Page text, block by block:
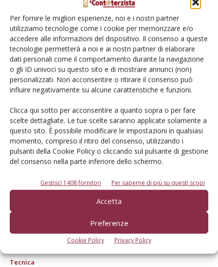
Per fornire le migliori esperienze, noi e i nostri partner
utilizziamo tecnologie come i cookie per memorizzare e/o
accedere alle informazioni del dispositivo. Il consenso a queste
tecnologie permetterà a noi e ai nostri partner di elaborare
dati personali come il comportamento durante la navigazione
o gli ID univoci su questo sito e di mostrare annunci (non)
personalizzati. Non acconsentire o ritirare il consenso può
influire negativamente su alcune caratteristiche e funzioni.
Clicca qui sotto per acconsentire a quanto sopra o per fare
scelte dettagliate. Le tue scelte saranno applicate solamente a
questo sito. È possibile modificare le impostazioni in qualsiasi
momento, compreso il ritiro del consenso, utilizzando i
pulsanti della Cookie Policy o cliccando sul pulsante di gestione
del consenso nella parte inferiore dello schermo.
Gestisci 1408 fornitori Per saperne di più su questi scopi
Accetta
Preferenze
Cookie Policy Privacy Policy
dell’agricoltura
Iscriviti alle nostre newsletter
© Tecniche Nuove Spa. Tutti i diritti riservati. Sede legale Via Eritrea 21 -
20157 Milano | Codice fiscale, Partita IVA e Iscrizione al Registro delle
imprese di Milano: 00753480151
registrata presso il Tribunale di Bologna n. 6111 del 12/06/1992)
ROC "Poste italiane Spa sped. Abbonamento Postale DL 353/2003 conv. L.
27/02/2004 n. 46, art.1c.1: DCB Bologna" ROC n. 24344 dell'11 marzo 2014
Tecnica